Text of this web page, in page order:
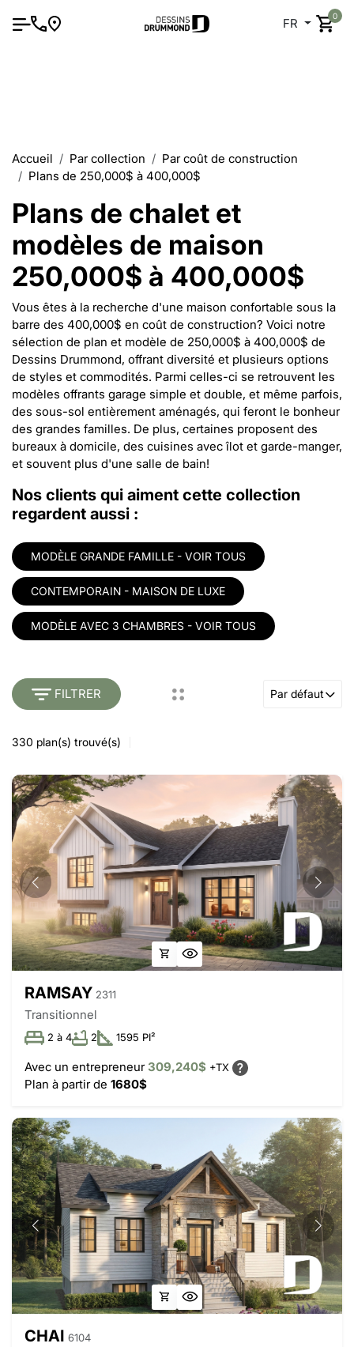
FR
0
Accueil Par collection
Par coût de construction
Plans de 250,000$ à 400,000$
Plans de chalet et
modèles de maison
250,000$ à 400,000$
Vous êtes à la recherche d'une maison confortable sous la
barre des 400,000$ en coût de construction? Voici notre
sélection de plan et modèle de 250,000$ à 400,000$ de
Dessins Drummond, offrant diversité et plusieurs options
de styles et commodités. Parmi celles-ci se retrouvent les
modèles offrants garage simple et double, et même parfois,
des sous-sol entièrement aménagés, qui feront le bonheur
des grandes familles. De plus, certaines proposent des
bureaux à domicile, des cuisines avec îlot et garde-manger,
et souvent plus d'une salle de bain!
Nos clients qui aiment cette collection
regardent aussi :
MODÈLE GRANDE FAMILLE - VOIR TOUS
CONTEMPORAIN - MAISON DE LUXE
MODÈLE AVEC 3 CHAMBRES - VOIR TOUS
FILTRER Par défaut
330 plan(s) trouvé(s)
RAMSAY 2311
Transitionnel
2 à 4 2 1595 PI²
Avec un entrepreneur309,240$ +TX
Plan à partir de 1680$
CHAI 6104